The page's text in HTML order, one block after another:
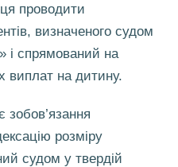
проводити
визначеного судом
і спрямований на
виплат на дитину.
зобов’язання
розміру
судом у твердій